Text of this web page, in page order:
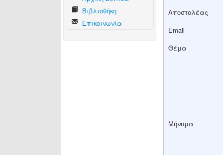
Βιβλιοθήκη
Επικοινωνία
Αποστολέας
Email
Θέμα
Μήνυμα